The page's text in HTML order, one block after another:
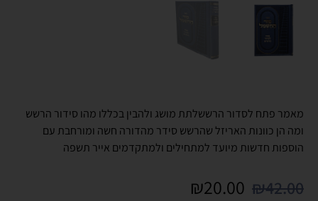
מאמר פתח לסדור הרששלתת מושג ולהבין בכללו מהו סידור הרשש
ומה הן כוונות האריזל שהרשש סידר מהדורה חשה ומורחבת עם
הוספות חדשות מיועד למתחילים ולמתקדמים אייר תשפה
₪42.00
₪20.00